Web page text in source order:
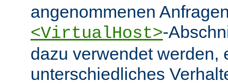
angenommenen
<VirtualHost>-
dazu verwendet werden,
unterschiedliches